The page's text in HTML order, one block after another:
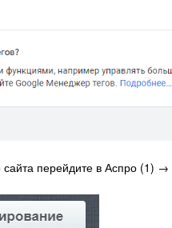
сайта перейдите в Аспро (1)